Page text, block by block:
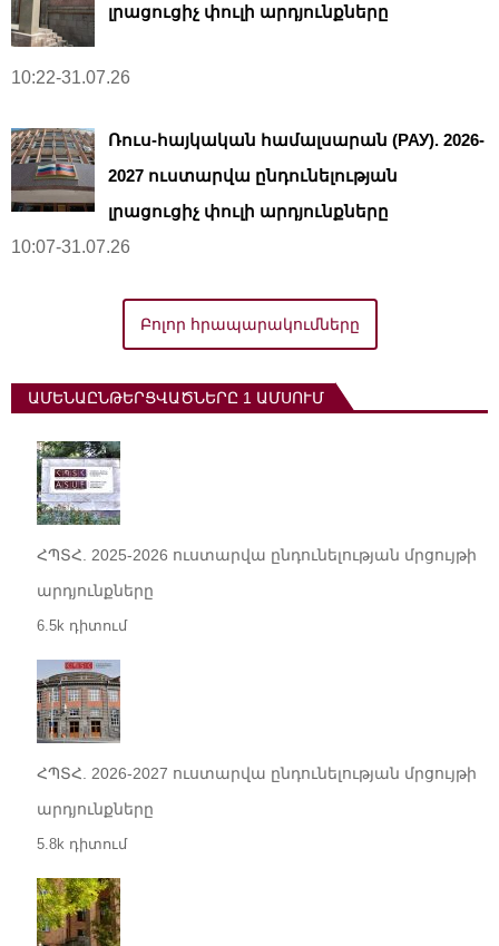
լրացուցիչ փուլի արդյունքները
10:22-31.07.26
Ռուս-հայկական համալսարան (РАУ). 2026-
2027 ուստարվա ընդունելության
լրացուցիչ փուլի արդյունքները
10:07-31.07.26
Բոլոր հրապարակումները
ԱՄԵՆԱԸՆԹԵՐՑՎԱԾՆԵՐԸ 1 ԱՄՍՈՒՄ
ՀՊՏՀ. 2025-2026 ուստարվա ընդունելության մրցույթի
արդյունքները
6.5k դիտում
ՀՊՏՀ. 2026-2027 ուստարվա ընդունելության մրցույթի
արդյունքները
5.8k դիտում